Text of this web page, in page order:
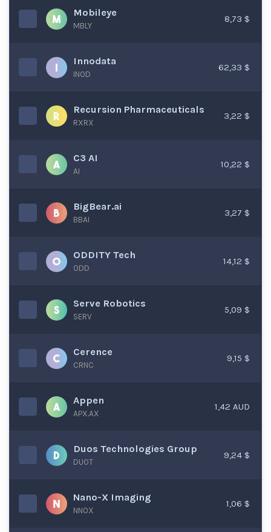
Mobileye
MBLY
8,73 $
Innodata
INOD
62,33 $
Recursion Pharmaceuticals
RXRX
3,22 $
C3 AI
AI
10,22 $
BigBear.ai
BBAI
3,27 $
ODDITY Tech
ODD
14,12 $
Serve Robotics
SERV
5,09 $
Cerence
CRNC
9,15 $
Appen
APX.AX
1,42 AUD
Duos Technologies Group
DUOT
9,24 $
Nano-X Imaging
NNOX
1,06 $